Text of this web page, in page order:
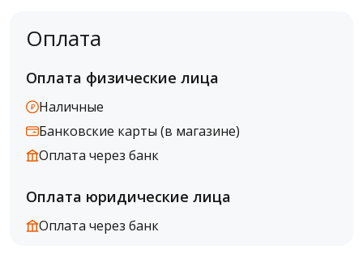
Оплата
Оплата физические лица
Наличные
Банковские карты (в магазине)
Оплата через банк
Оплата юридические лица
Оплата через банк